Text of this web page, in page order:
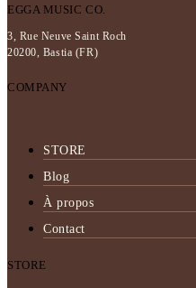
EGGA MUSIC CO.
3, Rue Neuve Saint Roch
20200, Bastia (FR)
COMPANY
STORE
Blog
À propos
Contact
STORE